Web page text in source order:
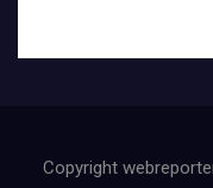
Copyright